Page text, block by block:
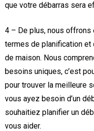
que votre débarras sera
4 – De plus, nous offrons
termes de planification et
de maison. Nous
besoins uniques, c’est
pour trouver la meilleure
vous ayez besoin d’un
souhaitiez planifier un
vous aider.